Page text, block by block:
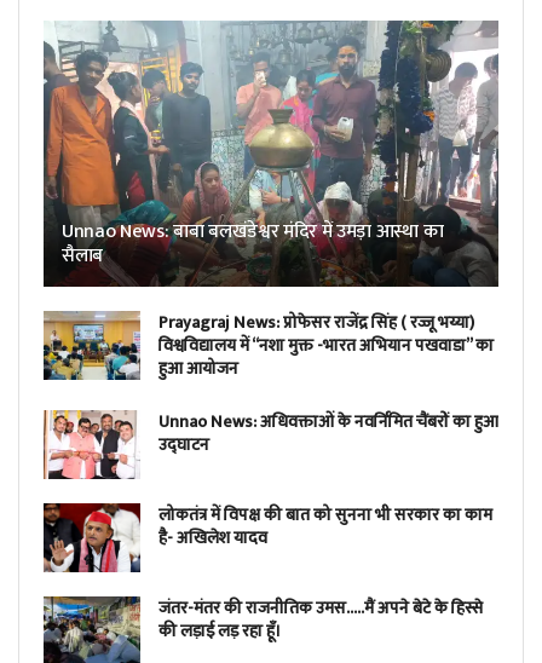
Unnao News: बाबा बलखंडेश्वर मंदिर में उमड़ा आस्था का
सैलाब
Prayagraj News: प्रोफेसर राजेंद्र सिंह ( रज्जू भय्या)
विश्वविद्यालय में “नशा मुक्त -भारत अभियान पखवाडा” का
हुआ आयोजन
Unnao News: अधिवक्ताओं के नवर्निमित चैंबरों का हुआ
उद्घाटन
लोकतंत्र में विपक्ष की बात को सुनना भी सरकार का काम
है- अखिलेश यादव
जंतर-मंतर की राजनीतिक उमस…..मैं अपने बेटे के हिस्से
की लड़ाई लड़ रहा हूँ।